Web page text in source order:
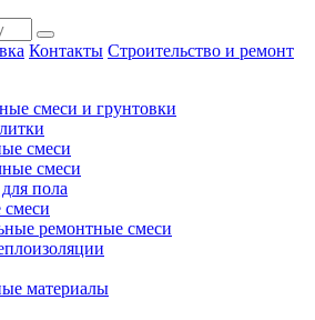
Контакты Строительство и ремонт
смеси и грунтовки
смеси
смеси
пола
ремонтные смеси
материалы